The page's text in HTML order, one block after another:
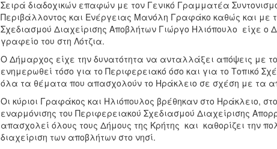
Σειρά διαδοχικών επαφών με τον Γενικό Γραμματέα
Περιβάλλοντος και Ενέργειας Μανόλη Γραφάκο καθώς και με
Σχεδιασμού Διαχείρισης Αποβλήτων Γιώργο Ηλιόπουλο είχε
γραφείο του στη Λότζια.
Ο Δήμαρχος είχε την δυνατότητα να ανταλλάξει απόψεις με
ενημερωθεί τόσο για το Περιφερειακό όσο και για το Τοπικό
όλα τα θέματα που απασχολούν το Ηράκλειο σε σχέση με τα
Οι κύριοι Γραφάκος και Ηλιόπουλος βρέθηκαν στο Ηράκλειο,
εναρμόνισης του Περιφερειακού Σχεδιασμού Διαχείρισης
απασχολεί όλους τους Δήμους της Κρήτης και καθορίζει την
διαχείριση των αποβλήτων στο νησί.